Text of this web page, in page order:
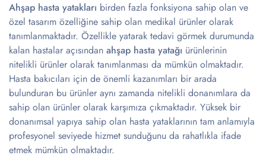
Ahşap hasta yatakları birden fazla fonksiyona sahip olan ve
özel tasarım özelliğine sahip olan medikal ürünler olarak
tanımlanmaktadır. Özellikle yatarak tedavi görmek durumunda
kalan hastalar açısından ahşap hasta yatağı ürünlerinin
nitelikli ürünler olarak tanımlanması da mümkün olmaktadır.
Hasta bakıcıları için de önemli kazanımları bir arada
bulunduran bu ürünler aynı zamanda nitelikli donanımlara da
sahip olan ürünler olarak karşımıza çıkmaktadır. Yüksek bir
donanımsal yapıya sahip olan hasta yataklarının tam anlamıyla
profesyonel seviyede hizmet sunduğunu da rahatlıkla ifade
etmek mümkün olmaktadır.